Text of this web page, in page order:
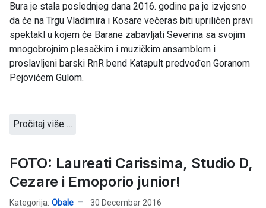
Bura je stala poslednjeg dana 2016. godine pa je izvjesno
da će na Trgu Vladimira i Kosare večeras biti upriličen pravi
spektakl u kojem će Barane zabavljati Severina sa svojim
mnogobrojnim plesačkim i muzičkim ansamblom i
proslavljeni barski RnR bend Katapult predvođen Goranom
Pejovićem Gulom.
Pročitaj više …
FOTO: Laureati Carissima, Studio D,
Cezare i Emoporio junior!
Kategorija: Obale 30 Decembar 2016